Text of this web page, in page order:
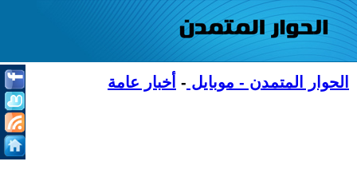
الحوار المتمدن - موبايل - أخبار عامة